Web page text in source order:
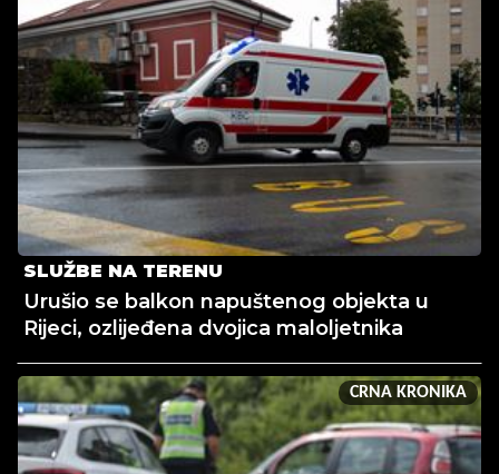
SLUŽBE NA TERENU
Urušio se balkon napuštenog objekta u
Rijeci, ozlijeđena dvojica maloljetnika
CRNA KRONIKA